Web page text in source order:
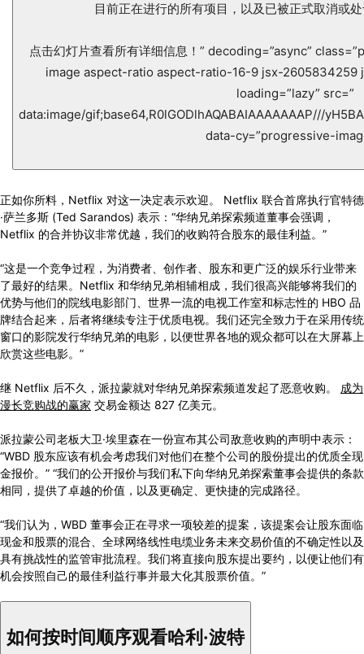
目前正在进行的所有项目，以及已被正式取消或
点击幻灯片查看所有详细信息！” decoding=”async”
image aspect-ratio aspect-ratio-16-9 jsx-
loading=”lazy” src=”
data:image/gif;base64,R0lGODlhAQABAIAAAAAAAP///
data-cy=”progressive-
正如你所料，Netflix 对这一决定表示欢迎。 Netflix 联合首席执行官特德
·萨兰多斯 (Ted Sarandos) 表示：“华纳兄弟探索频道董事会强调，
Netflix 的合并协议非常优越，我们的收购符合股东的最佳利益。”
“这是一个竞争过程，为消费者、创作者、股东和更广泛的娱乐行业带来
了最好的结果。Netflix 和华纳兄弟相辅相成，我们很高兴能够将我们的
优势与他们的院线电影部门、世界一流的电视工作室和标志性的 HBO 品
牌结合起来，后者将继续专注于优质电视。我们还完全致力于在采用传统
窗口的影院发行华纳兄弟的电影，以便世界各地的观众都可以在大屏幕上
欣赏这些电影。”
继 Netflix 后不久，派拉蒙就对华纳兄弟探索频道发起了恶意收购。 成为
漫长竞购战的赢家 交易金额达 827 亿美元。
派拉蒙公司老板大卫·埃里森在一份宣布其公司敌意收购的声明中表示：
“WBD 股东应该有机会考虑我们对他们在整个公司的股份提出的优质全现
金报价。” “我们的公开报价与我们私下向华纳兄弟探索董事会提供的条款
相同，提供了卓越的价值，以及更确定、更快捷的完成路径。
“我们认为，WBD 董事会正在寻求一项较差的提案，该提案会让股东面临
现金和股票的混合、全球网络线性电缆业务未来交易价值的不确定性以及
具有挑战性的监管审批流程。我们将直接向股东提出要约，以便让他们有
机会按照自己的最佳利益行事并最大化其股票价值。”
如何按时间顺序观看哈利·波特